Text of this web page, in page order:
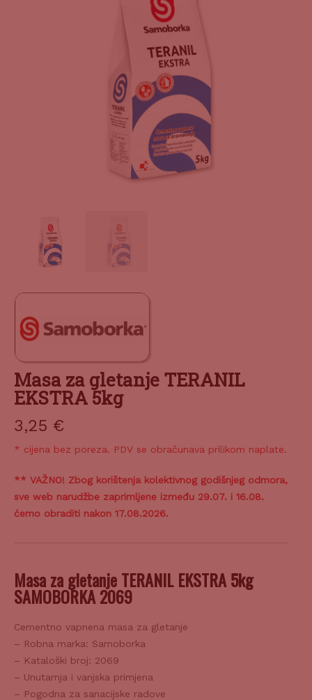
Masa za gletanje TERANIL
EKSTRA 5kg
3,25 €
* cijena bez poreza. PDV se obračunava prilikom naplate.
** VAŽNO! Zbog korištenja kolektivnog godišnjeg odmora,
sve web narudžbe zaprimljene između 29.07. i 16.08.
ćemo obraditi nakon 17.08.2026.
Masa za gletanje TERANIL EKSTRA 5kg
SAMOBORKA 2069
Cementno vapnena masa za gletanje
– Robna marka: Samoborka
– Kataloški broj: 2069
– Unutarnja i vanjska primjena
– Pogodna za sanacijske radove